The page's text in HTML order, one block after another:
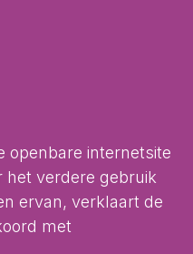
openbare internetsite
het verdere gebruik
ervan, verklaart de
met